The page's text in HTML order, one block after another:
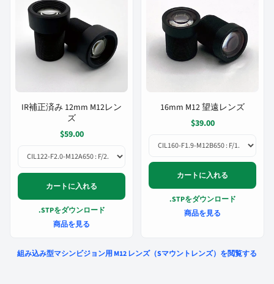
IR補正済み 12mm M12レン
ズ
$59.00
カートに入れる
.STPをダウンロード
商品を見る
16mm M12 望遠レンズ
$39.00
カートに入れる
.STPをダウンロード
商品を見る
組み込み型マシンビジョン用 M12 レンズ（Sマウントレンズ）を閲覧する